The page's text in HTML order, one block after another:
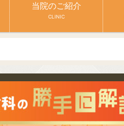
当院のご紹介
CLINIC